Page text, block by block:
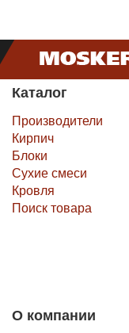
Каталог
Производители
Кирпич
Блоки
Сухие смеси
Кровля
Поиск товара
О компании